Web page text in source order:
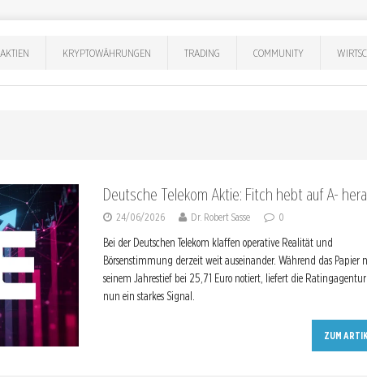
AKTIEN KRYPTOWÄHRUNGEN TRADING COMMUNITY
Deutsche Telekom Aktie: Fitch hebt auf A-
24/06/2026 Dr. Robert Sasse 0
Bei der Deutschen Telekom klaffen operative Realität und
Börsenstimmung derzeit weit auseinander. Während das Papier
seinem Jahrestief bei 25,71 Euro notiert, liefert die
nun ein starkes Signal.
ZUM